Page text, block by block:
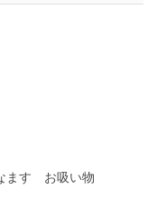
ます お吸い物